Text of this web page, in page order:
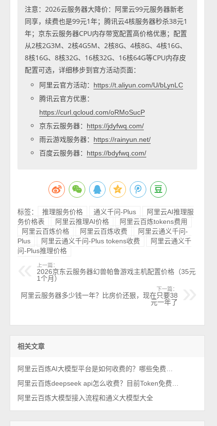
注意：2026云服务器大降价：阿里云99元服务器新老
同享，续费也是99元1年；腾讯云4核服务器秒杀38元1
年；京东云服务器CPU内存带宽配置高价格优惠；配置
从2核2G3M、2核4G5M、2核8G、4核8G、4核16G、
8核16G、8核32G、16核32G、16核64G等CPU内存皮
配置可选，详细移步到官方活动页面：
阿里云官方活动：
https://t.aliyun.com/U/bLynLC
腾讯云官方优惠：
https://curl.qcloud.com/oRMoSucP
京东云服务器： https://jdyfwq.com/
雨云游戏服务器： https://rainyun.net/
百度云服务器： https://bdyfwq.com/
标签： 推理服务价格 通义千问-Plus
阿里云AI推理服
务价格表
阿里云推理AI价格
阿里云百炼tokens费用
阿里云百炼价格
阿里云百炼收费
阿里云通义千问-
Plus
阿里云通义千问-Plus tokens收费
阿里云通义千
问-Plus推理价格
上一篇：
2026京东云服务器幻兽帕鲁游戏主机配置价格（35元
1个月）
下一篇：
阿里云服务器多少钱一年？比房价还狠，现在只要38
元一年了
相关文章
阿里云百炼大模型接入流程和通义大模型大全